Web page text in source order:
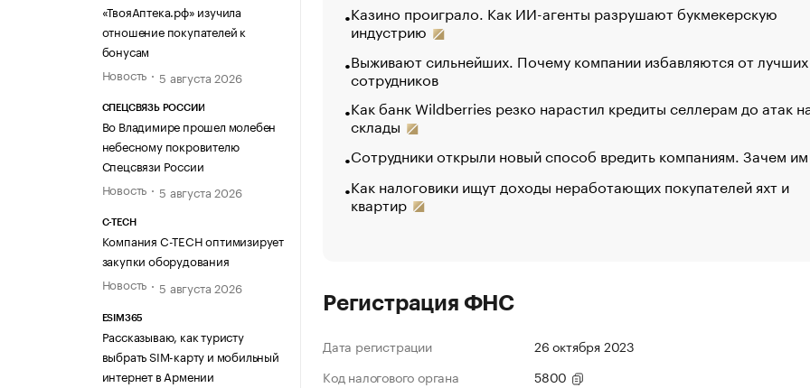
«ТвояАптека.рф» изучила
отношение покупателей к
бонусам
Новость
5 августа 2026
СПЕЦСВЯЗЬ РОССИИ
Во Владимире прошел молебен
небесному покровителю
Спецсвязи России
Новость
5 августа 2026
C-TECH
Компания C-TECH оптимизирует
закупки оборудования
Новость
5 августа 2026
ESIM365
Рассказываю, как туристу
выбрать SIM-карту и мобильный
интернет в Армении
Казино проиграло. Как ИИ-агенты разрушают букмекерскую
индустрию
Выживают сильнейших. Почему компании избавляются от лучших
сотрудников
Как банк Wildberries резко нарастил кредиты селлерам до атак
склады
Сотрудники открыли новый способ вредить компаниям. Зачем
Как налоговики ищут доходы неработающих покупателей яхт и
квартир
Регистрация ФНС
Дата регистрации
26 октября 2023
Код налогового органа
5800